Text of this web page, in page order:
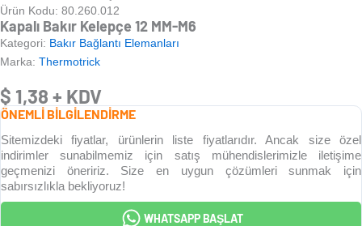
Ürün Kodu: 80.260.012
Kapalı Bakır Kelepçe 12 MM-M6
Kategori: Bakır Bağlantı Elemanları
Marka: Thermotrick
$ 1,38 + KDV
ÖNEMLİ BİLGİLENDİRME
Sitemizdeki fiyatlar, ürünlerin liste fiyatlarıdır. Ancak size özel
indirimler sunabilmemiz için satış mühendislerimizle iletişime
geçmenizi öneririz. Size en uygun çözümleri sunmak için
sabırsızlıkla bekliyoruz!
WHATSAPP BAŞLAT